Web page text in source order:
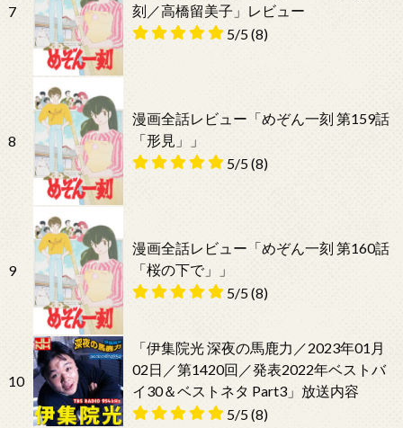
7
刻／高橋留美子」レビュー
5/5(8)
8
漫画全話レビュー「めぞん一刻 第159話
「形見」」
5/5(8)
9
漫画全話レビュー「めぞん一刻 第160話
「桜の下で」」
5/5(8)
10
「伊集院光 深夜の馬鹿力／2023年01月
02日／第1420回／発表2022年ベストバ
イ30＆ベストネタ Part3」放送内容
5/5(8)